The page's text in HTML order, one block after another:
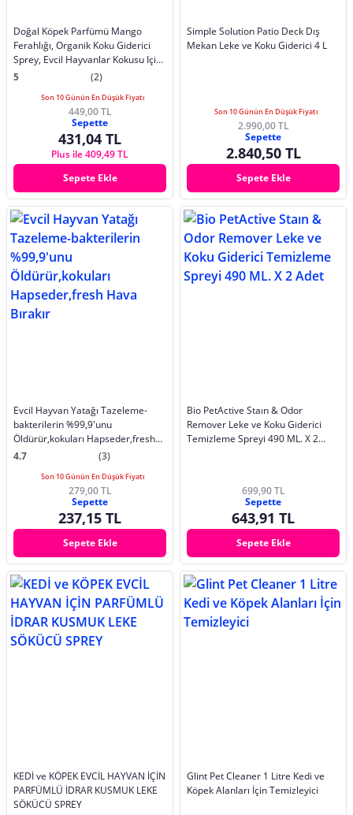
Doğal Köpek Parfümü Mango
Ferahlığı, Organik Koku Giderici
Sprey, Evcil Hayvanlar Kokusu Için
150 ml
5 (2)
Son 10 Günün En Düşük Fiyatı
449,00 TL
Sepette
431,04 TL
Plus ile 409,49 TL
Sepete Ekle
Simple Solution Patio Deck Dış
Mekan Leke ve Koku Giderici 4 L
Son 10 Günün En Düşük Fiyatı
2.990,00 TL
Sepette
2.840,50 TL
Sepete Ekle
Evcil Hayvan Yatağı Tazeleme-
bakterilerin %99,9'unu
Öldürür,kokuları Hapseder,fresh
Hava Bırakır
4.7 (3)
Son 10 Günün En Düşük Fiyatı
279,00 TL
Sepette
237,15 TL
Sepete Ekle
Bio PetActive Staın & Odor
Remover Leke ve Koku Giderici
Temizleme Spreyi 490 ML. X 2
699,90 TL
Sepette
643,91 TL
Sepete Ekle
KEDİ ve KÖPEK EVCİL HAYVAN İÇİN
PARFÜMLÜ İDRAR KUSMUK LEKE
SÖKÜCÜ SPREY
Glint Pet Cleaner 1 Litre Kedi ve
Köpek Alanları İçin Temizleyici